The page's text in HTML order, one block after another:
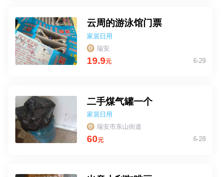
云周的游泳馆门票
家居日用
瑞安
19.9元 6-29
二手煤气罐一个
家居日用
瑞安市东山街道
60元 6-28